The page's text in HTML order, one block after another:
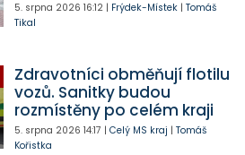
5. srpna 2026 16:12| Frýdek-Místek| Tomáš
Tikal
Zdravotníci obměňují flotilu
vozů. Sanitky budou
rozmístěny po celém kraji
5. srpna 2026 14:17 | Celý MS kraj | Tomáš
Kořistka